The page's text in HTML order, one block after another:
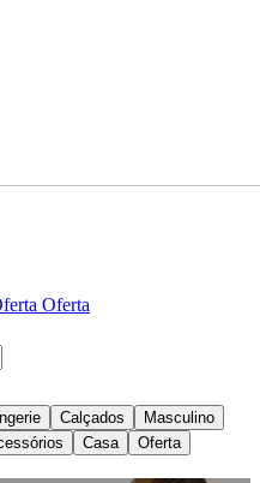
Oferta
Calçados
Masculino
Casa Oferta